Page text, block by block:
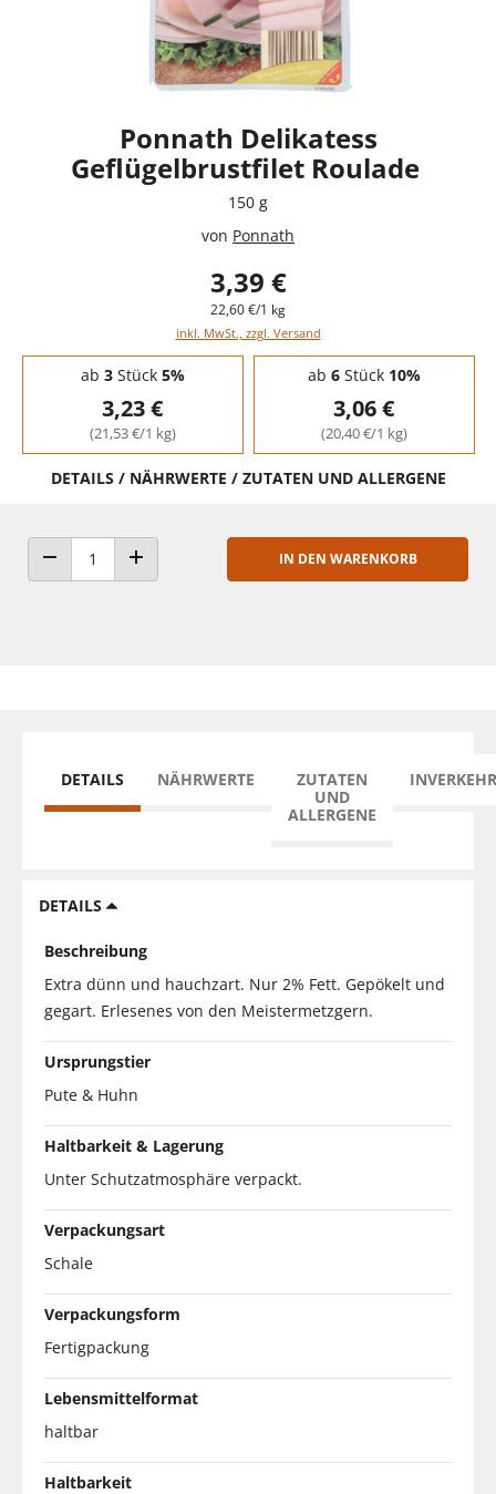
Ponnath Delikatess
Geflügelbrustfilet Roulade
150 g
von Ponnath
3,39 €
22,60 €/1 kg
inkl. MwSt., zzgl. Versand
Staffelpreise - Mengenrabatt
ab 3Stück 5%
3,23 €
(21,53 €/1 kg)
ab 6Stück 10%
3,06 €
(20,40 €/1 kg)
DETAILS / NÄHRWERTE / ZUTATEN UND ALLERGENE
ANZAHL VERRINGERNANZAHL ERHÖHEN
IN DEN WARENKORB
DETAILS NÄHRWERTE
ZUTATEN
UND
ALLERGENE
DETAILS
Beschreibung
Extra dünn und hauchzart. Nur 2% Fett. Gepökelt und
gegart. Erlesenes von den Meistermetzgern.
Ursprungstier
Pute & Huhn
Haltbarkeit & Lagerung
Unter Schutzatmosphäre verpackt.
Verpackungsart
Schale
Verpackungsform
Fertigpackung
Lebensmittelformat
haltbar
Haltbarkeit